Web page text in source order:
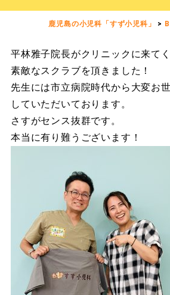
鹿児島の小児科「すず小児科」 >
平林雅子院長がクリニックに来て
素敵なスクラブを頂きました！
先生には市立病院時代から大変お
していただいております。
さすがセンス抜群です。
本当に有り難うございます！